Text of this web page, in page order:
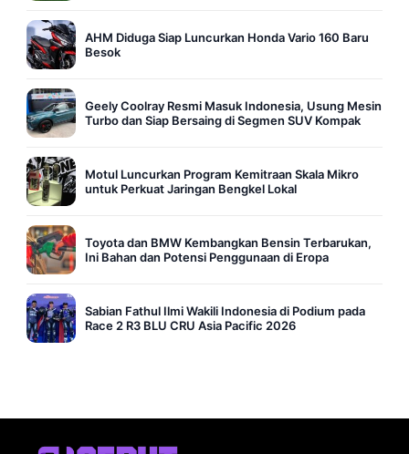
AHM Diduga Siap Luncurkan Honda Vario 160 Baru
Besok
Geely Coolray Resmi Masuk Indonesia, Usung Mesin
Turbo dan Siap Bersaing di Segmen SUV Kompak
Motul Luncurkan Program Kemitraan Skala Mikro
untuk Perkuat Jaringan Bengkel Lokal
Toyota dan BMW Kembangkan Bensin Terbarukan,
Ini Bahan dan Potensi Penggunaan di Eropa
Sabian Fathul Ilmi Wakili Indonesia di Podium pada
Race 2 R3 BLU CRU Asia Pacific 2026